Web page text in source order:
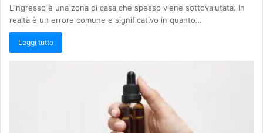
L’ingresso è una zona di casa che spesso viene sottovalutata. In
realtà è un errore comune e significativo in quanto…
Leggi tutto